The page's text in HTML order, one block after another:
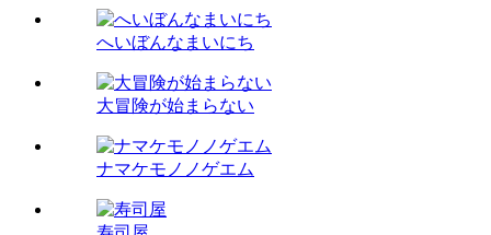
へいぼんなまいにち
大冒険が始まらない
ナマケモノノゲエム